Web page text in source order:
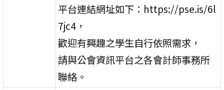
平台連結網址如下：https://pse.is/6l
7jc4，
歡迎有興趣之學生自行依照需求，
請與公會資訊平台之各會計師事務所
聯絡。